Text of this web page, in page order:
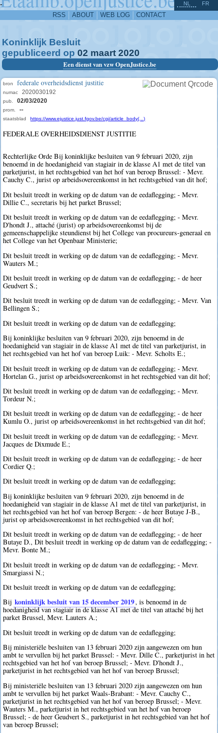
-
RSS ABOUT WEB LOG CONTACT
NL FR
Koninklijk Besluit
gepubliceerd op 02 maart 2020
Een dienst van vzw OpenJustice.be
bron federale overheidsdienst justitie
numac 2020030192
pub. 02/03/2020
prom. --
staatsblad https://www.ejustice.just.fgov.be/cgi/article_body(...)
FEDERALE OVERHEIDSDIENST JUSTITIE
Rechterlijke Orde Bij koninklijke besluiten van 9 februari 2020, zijn
benoemd in de hoedanigheid van stagiair in de klasse A1 met de titel van
parketjurist, in het rechtsgebied van het hof van beroep Brussel: - Mevr.
Cauchy C., jurist op arbeidsovereenkomst in het rechtsgebied van dit hof;
Dit besluit treedt in werking op de datum van de eedaflegging; - Mevr.
Dillie C., secretaris bij het parket Brussel;
Dit besluit treedt in werking op de datum van de eedaflegging; - Mevr.
D'hondt J., attaché (jurist) op arbeidsovereenkomst bij de
gemeenschappelijke steundienst bij het College van procureurs-generaal en
het College van het Openbaar Ministerie;
Dit besluit treedt in werking op de datum van de eedaflegging; - Mevr.
Wauters M.;
Dit besluit treedt in werking op de datum van de eedaflegging; - de heer
Geudvert S.;
Dit besluit treedt in werking op de datum van de eedaflegging; - Mevr. Van
Bellingen S.;
Dit besluit treedt in werking op de datum van de eedaflegging;
Bij koninklijke besluiten van 9 februari 2020, zijn benoemd in de
hoedanigheid van stagiair in de klasse A1 met de titel van parketjurist, in
het rechtsgebied van het hof van beroep Luik: - Mevr. Scholts E.;
Dit besluit treedt in werking op de datum van de eedaflegging; - Mevr.
Hortelan G., jurist op arbeidsovereenkomst in het rechtsgebied van dit hof;
Dit besluit treedt in werking op de datum van de eedaflegging; - Mevr.
Tordeur N.;
Dit besluit treedt in werking op de datum van de eedaflegging; - de heer
Kumlu O., jurist op arbeidsovereenkomst in het rechtsgebied van dit hof;
Dit besluit treedt in werking op de datum van de eedaflegging; - Mevr.
Jacques de Dixmude E.;
Dit besluit treedt in werking op de datum van de eedaflegging; - de heer
Cordier Q.;
Dit besluit treedt in werking op de datum van de eedaflegging;
Bij koninklijke besluiten van 9 februari 2020, zijn benoemd in de
hoedanigheid van stagiair in de klasse A1 met de titel van parketjurist, in
het rechtsgebied van het hof van beroep Bergen: - de heer Butaye J-B.,
jurist op arbeidsovereenkomst in het rechtsgebied van dit hof;
Dit besluit treedt in werking op de datum van de eedaflegging; - de heer
Butaye D., Dit besluit treedt in werking op de datum van de eedaflegging; -
Mevr. Bonte M.;
Dit besluit treedt in werking op de datum van de eedaflegging; - Mevr.
Smargiassi N.;
Dit besluit treedt in werking op de datum van de eedaflegging;
Bij koninklijk besluit van 15 december 2019, is benoemd in de
hoedanigheid van stagiair in de klasse A1 met de titel van attaché bij het
parket Brussel, Mevr. Lauters A.;
Dit besluit treedt in werking op de datum van de eedaflegging;
Bij ministeriële besluiten van 13 februari 2020 zijn aangewezen om hun
ambt te vervullen bij het parket Brussel: - Mevr. Dille C., parketjurist in het
rechtsgebied van het hof van beroep Brussel; - Mevr. D'hondt J.,
parketjurist in het rechtsgebied van het hof van beroep Brussel;
Bij ministeriële besluiten van 13 februari 2020 zijn aangewezen om hun
ambt te vervullen bij het parket Waals-Brabant: - Mevr. Cauchy C.,
parketjurist in het rechtsgebied van het hof van beroep Brussel; - Mevr.
Wauters M., parketjurist in het rechtsgebied van het hof van beroep
Brussel; - de heer Geudvert S., parketjurist in het rechtsgebied van het hof
van beroep Brussel;
^